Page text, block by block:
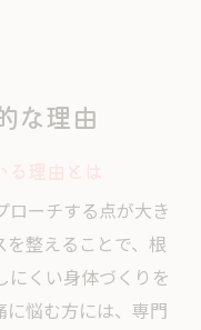
な理由
ーチする点が大き
整えることで、根
くい身体づくりを
悩む方には、専門